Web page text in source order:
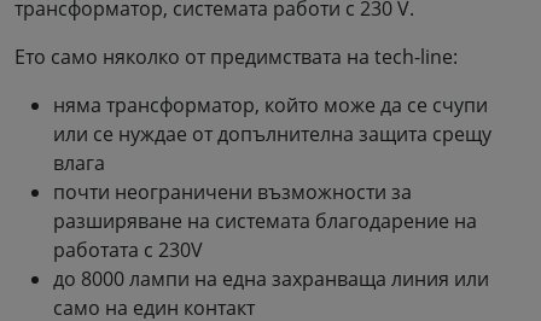
трансформатор, системата работи с 230 V.
Ето само няколко от предимствата на tech-line:
няма трансформатор, който може да се счупи
или се нуждае от допълнителна защита срещу
влага
почти неограничени възможности за
разширяване на системата благодарение на
работата с 230V
до 8000 лампи на една захранваща линия или
само на един контакт